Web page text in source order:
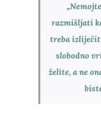
razmišljati
treba
slobodno
želite, a ne